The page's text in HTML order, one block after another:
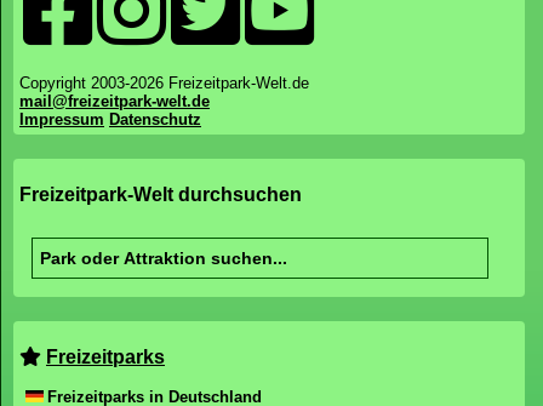
Copyright 2003-2026 Freizeitpark-Welt.de
mail@freizeitpark-welt.de
Impressum Datenschutz
Freizeitpark-Welt durchsuchen
Freizeitparks
Freizeitparks in Deutschland